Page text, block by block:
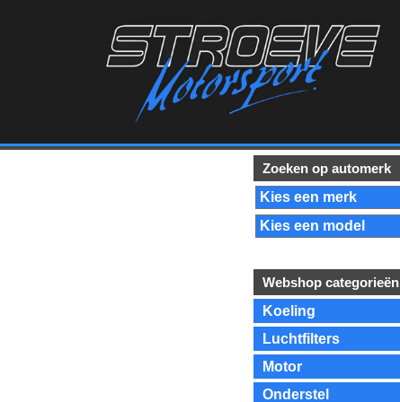
Zoeken op automerk
Webshop categorieën
Koeling
Luchtfilters
Motor
Onderstel